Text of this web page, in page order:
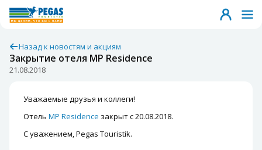
Назад к новостям и акциям
Закрытие отеля MP Residence
21.08.2018
Уважаемые друзья и коллеги!
Отель MP Residence закрыт с 20.08.2018.
С уважением, Pegas Touristik.